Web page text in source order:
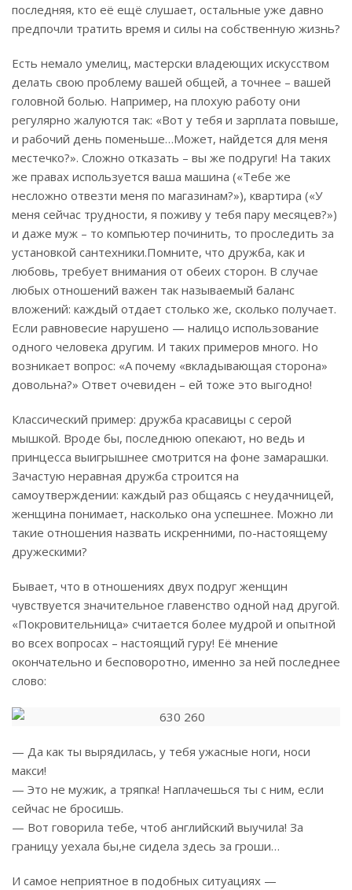
последняя, кто её ещё слушает, остальные уже давно
предпочли тратить время и силы на собственную жизнь?
Есть немало умелиц, мастерски владеющих искусством
делать свою проблему вашей общей, а точнее – вашей
головной болью. Например, на плохую работу они
регулярно жалуются так: «Вот у тебя и зарплата повыше,
и рабочий день поменьше…Может, найдется для меня
местечко?». Сложно отказать – вы же подруги! На таких
же правах используется ваша машина («Тебе же
несложно отвезти меня по магазинам?»), квартира («У
меня сейчас трудности, я поживу у тебя пару месяцев?»)
и даже муж – то компьютер починить, то проследить за
установкой сантехники.Помните, что дружба, как и
любовь, требует внимания от обеих сторон. В случае
любых отношений важен так называемый баланс
вложений: каждый отдает столько же, сколько получает.
Если равновесие нарушено — налицо использование
одного человека другим. И таких примеров много. Но
возникает вопрос: «А почему «вкладывающая сторона»
довольна?» Ответ очевиден – ей тоже это выгодно!
Классический пример: дружба красавицы с серой
мышкой. Вроде бы, последнюю опекают, но ведь и
принцесса выигрышнее смотрится на фоне замарашки.
Зачастую неравная дружба строится на
самоутверждении: каждый раз общаясь с неудачницей,
женщина понимает, насколько она успешнее. Можно ли
такие отношения назвать искренними, по-настоящему
дружескими?
Бывает, что в отношениях двух подруг женщин
чувствуется значительное главенство одной над другой.
«Покровительница» считается более мудрой и опытной
во всех вопросах – настоящий гуру! Её мнение
окончательно и бесповоротно, именно за ней последнее
слово:
— Да как ты вырядилась, у тебя ужасные ноги, носи
макси!
— Это не мужик, а тряпка! Наплачешься ты с ним, если
сейчас не бросишь.
— Вот говорила тебе, чтоб английский выучила! За
границу уехала бы,не сидела здесь за гроши…
И самое неприятное в подобных ситуациях —